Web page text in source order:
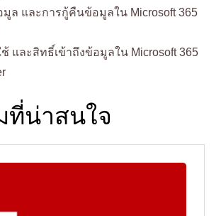
มูล และการกู้คืนข้อมูลใน Microsoft 365
และสิทธิ์เข้าถึงข้อมูลใน Microsoft 365
ที่น่าสนใจ